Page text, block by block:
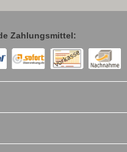
Zahlungsmittel: